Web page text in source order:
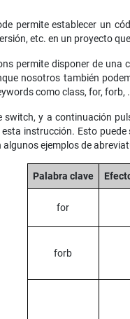
permite establecer un
etc. en un proyecto
permite disponer de
nosotros también
como class, for, forb,
y a continuación
instrucción. Esto
ejemplos de
Palabra clave
for
forb